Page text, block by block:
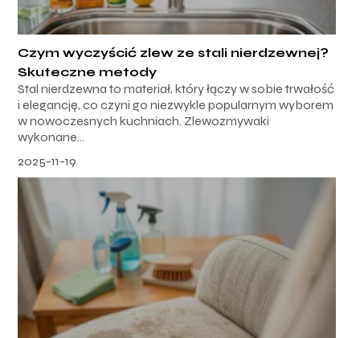
Czym wyczyścić zlew ze stali nierdzewnej?
Skuteczne metody
Stal nierdzewna to materiał, który łączy w sobie trwałość
i elegancję, co czyni go niezwykle popularnym wyborem
w nowoczesnych kuchniach. Zlewozmywaki
wykonane...
2025-11-19